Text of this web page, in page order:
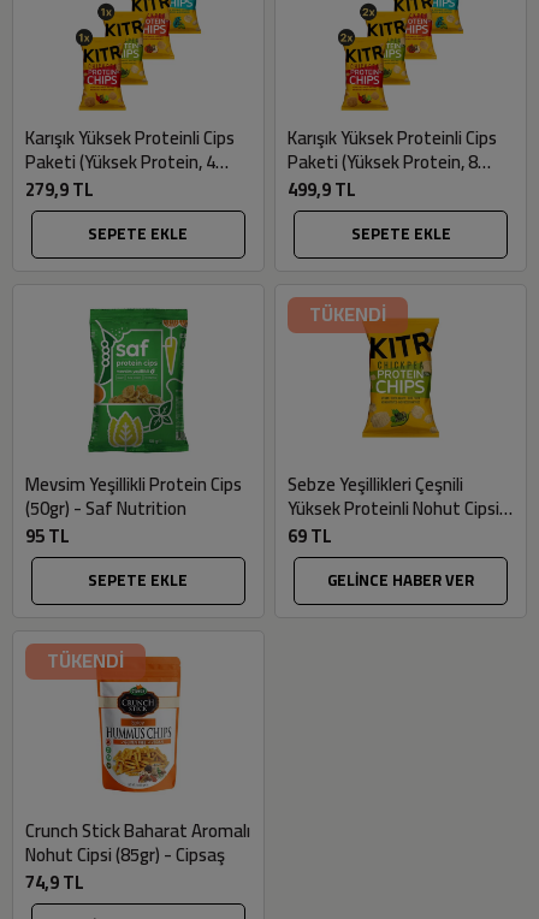
Karışık Yüksek Proteinli Cips
Paketi (Yüksek Protein, 4
adet x 50gr) - Kıtr
279,9 TL
SEPETE EKLE
Karışık Yüksek Proteinli Cips
Paketi (Yüksek Protein, 8
adet x 50gr) - Kıtr
499,9 TL
SEPETE EKLE
Mevsim Yeşillikli Protein Cips
(50gr) - Saf Nutrition
95 TL
SEPETE EKLE
TÜKENDİ
Sebze Yeşillikleri Çeşnili
Yüksek Proteinli Nohut Cipsi
(50gr) - Kıtr
69 TL
GELİNCE HABER VER
TÜKENDİ
Crunch Stick Baharat Aromalı
Nohut Cipsi (85gr) - Cipsaş
74,9 TL